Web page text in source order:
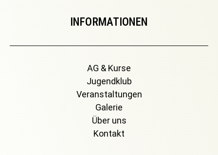
INFORMATIONEN
AG & Kurse
Jugendklub
Veranstaltungen
Galerie
Über uns
Kontakt